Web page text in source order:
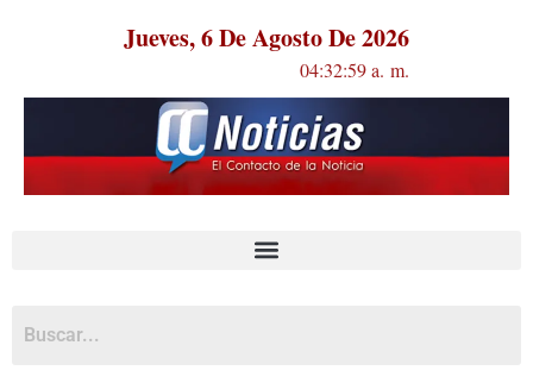
Jueves, 6 De Agosto De 2026
04:33:00 a. m.